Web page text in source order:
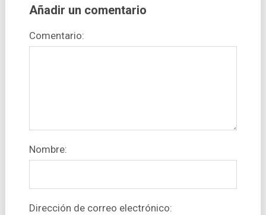
Añadir un comentario
Comentario:
Nombre:
Dirección de correo electrónico: